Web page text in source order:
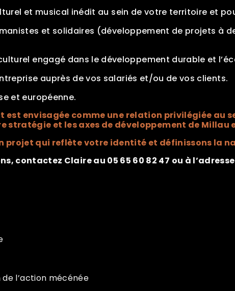
et musical inédit au sein de votre territoire et
et solidaires (développement de projets à
engagé dans le développement durable et
auprès de vos salariés et/ou de vos clients.
et européenne.
envisagée comme une relation privilégiée au
stratégie et les axes de développement de Millau
projet qui reflète votre identité et définissons la
contactez Claire au 05 65 60 82 47 ou à
l’action mécénée